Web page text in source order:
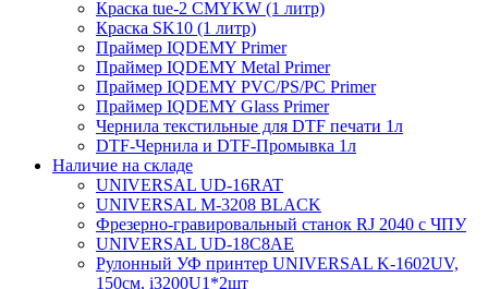
Краска tue-2 CMYKW (1 литр)
Краска SK10 (1 литр)
Праймер IQDEMY Primer
Праймер IQDEMY Metal Primer
Праймер IQDEMY PVC/PS/PC Primer
Праймер IQDEMY Glass Primer
Чернила текстильные для DTF печати 1л
DTF-Чернила и DTF-Промывка 1л
Наличие на складе
UNIVERSAL UD-16RAT
UNIVERSAL М-3208 BLACK
Фрезерно-гравировальный станок RJ 2040 с ЧПУ
UNIVERSAL UD-18C8AE
Рулонный УФ принтер UNIVERSAL K-1602UV,
150см, i3200U1*2шт